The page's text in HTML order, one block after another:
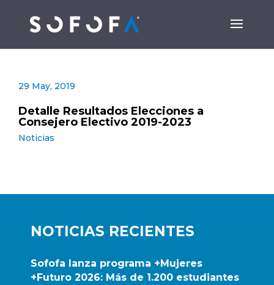
NOTICIAS RECIENTES
Sofofa lanza programa +Mujeres
+Futuro 2026: Más de 1.200 estudiantes
29 May, 2019
Detalle Resultados Elecciones a
Consejero Electivo 2019-2023
Noticias